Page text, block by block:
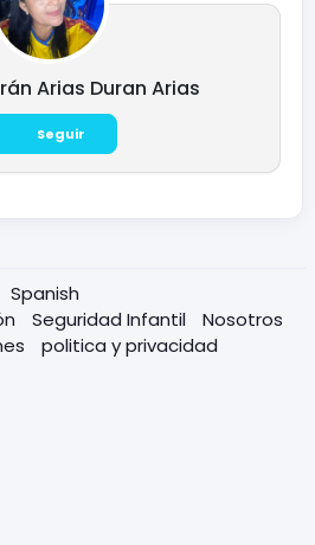
Arias Duran Arias
Seguir
Spanish
Seguridad Infantil
Nosotros
politica y privacidad